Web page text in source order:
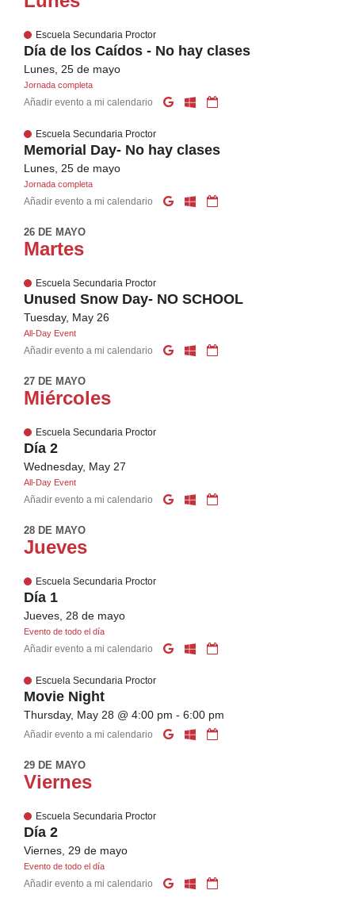
Escuela Secundaria Proctor
Día de los Caídos - No hay clases
Lunes, 25 de mayo
Jornada completa
Añadir evento a mi calendario
Escuela Secundaria Proctor
Memorial Day- No hay clases
Lunes, 25 de mayo
Jornada completa
Añadir evento a mi calendario
26 DE MAYO
Martes
Escuela Secundaria Proctor
Unused Snow Day- NO SCHOOL
Tuesday, May 26
All-Day Event
Añadir evento a mi calendario
27 DE MAYO
Miércoles
Escuela Secundaria Proctor
Día 2
Wednesday, May 27
All-Day Event
Añadir evento a mi calendario
28 DE MAYO
Jueves
Escuela Secundaria Proctor
Día 1
Jueves, 28 de mayo
Evento de todo el día
Añadir evento a mi calendario
Escuela Secundaria Proctor
Movie Night
Thursday, May 28 @ 4:00 pm - 6:00 pm
Añadir evento a mi calendario
29 DE MAYO
Viernes
Escuela Secundaria Proctor
Día 2
Viernes, 29 de mayo
Evento de todo el día
Añadir evento a mi calendario